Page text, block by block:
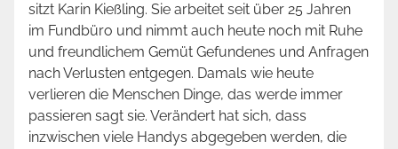
sitzt Karin Kießling. Sie arbeitet seit über 25 Jahren
im Fundbüro und nimmt auch heute noch mit Ruhe
und freundlichem Gemüt Gefundenes und Anfragen
nach Verlusten entgegen. Damals wie heute
verlieren die Menschen Dinge, das werde immer
passieren sagt sie. Verändert hat sich, dass
inzwischen viele Handys abgegeben werden, die